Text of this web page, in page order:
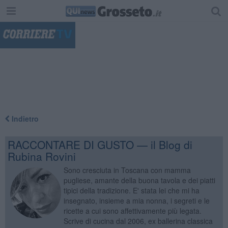
Indietro
RACCONTARE DI GUSTO — il Blog di
Rubina Rovini
Sono cresciuta in Toscana con mamma
pugliese, amante della buona tavola e dei piatti
tipici della tradizione. E' stata lei che mi ha
insegnato, insieme a mia nonna, i segreti e le
ricette a cui sono affettivamente più legata.
Scrive di cucina dal 2006, ex ballerina classica